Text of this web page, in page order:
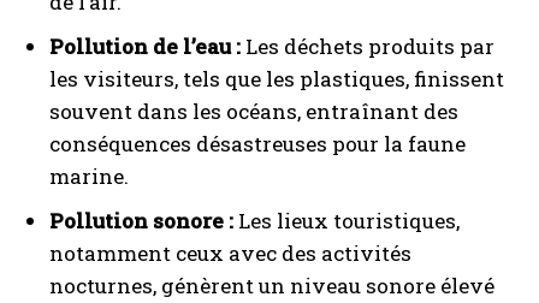
Pollution de l’eau : Les déchets produits par
les visiteurs, tels que les plastiques, finissent
souvent dans les océans, entraînant des
conséquences désastreuses pour la faune
marine.
Pollution sonore : Les lieux touristiques,
notamment ceux avec des activités
nocturnes, génèrent un niveau sonore élevé